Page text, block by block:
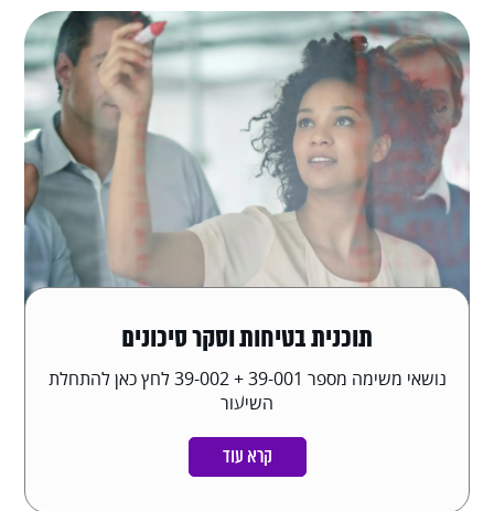
תוכנית בטיחות וסקר סיכונים
נושאי משימה מספר 39-001 + 39-002 לחץ כאן להתחלת
השיעור
קרא עוד